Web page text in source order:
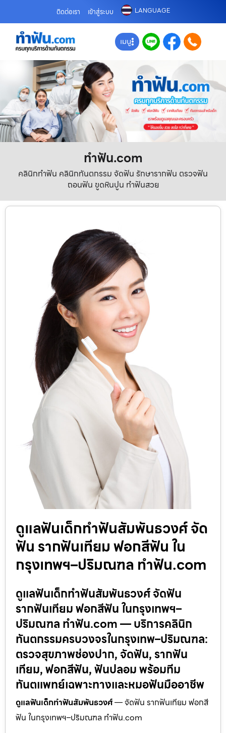
ติดต่อเรา เข้าสู่ระบบ LANGUAGE
เมนู
ทําฟัน.com
คลินิกทำฟัน คลินิกทันตกรรม จัดฟัน รักษารากฟัน ตรวจฟัน
ถอนฟัน ขูดหินปูน ทำฟันสวย
ดูแลฟันเด็กทำฟันสัมพันธวงศ์ จัด
ฟัน รากฟันเทียม ฟอกสีฟัน ใน
กรุงเทพฯ–ปริมณฑล ทำฟัน.com
ดูแลฟันเด็กทำฟันสัมพันธวงศ์ จัดฟัน
รากฟันเทียม ฟอกสีฟัน ในกรุงเทพฯ–
ปริมณฑล ทำฟัน.com — บริการคลินิก
ทันตกรรมครบวงจรในกรุงเทพ–ปริมณฑล:
ตรวจสุขภาพช่องปาก, จัดฟัน, รากฟัน
เทียม, ฟอกสีฟัน, ฟันปลอม พร้อมทีม
ทันตแพทย์เฉพาะทางและหมอฟันมืออาชีพ
ดูแลฟันเด็กทำฟันสัมพันธวงศ์— จัดฟัน รากฟันเทียม ฟอกสี
ฟัน ในกรุงเทพฯ–ปริมณฑล ทำฟัน.com